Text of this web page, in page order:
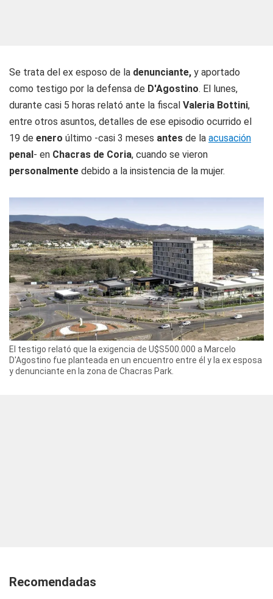
Se trata del ex esposo de la denunciante, y aportado
como testigo por la defensa de D'Agostino. El lunes,
durante casi 5 horas relató ante la fiscal Valeria Bottini,
entre otros asuntos, detalles de ese episodio ocurrido el
19 de enero último -casi 3 meses antes de la acusación
penal- en Chacras de Coria, cuando se vieron
personalmente debido a la insistencia de la mujer.
El testigo relató que la exigencia de U$S500.000 a Marcelo
D'Agostino fue planteada en un encuentro entre él y la ex esposa
y denunciante en la zona de Chacras Park.
Recomendadas